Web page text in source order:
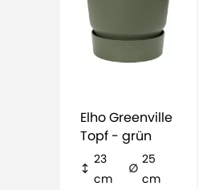
Elho Greenville
Topf - grün
23
cm
25
cm